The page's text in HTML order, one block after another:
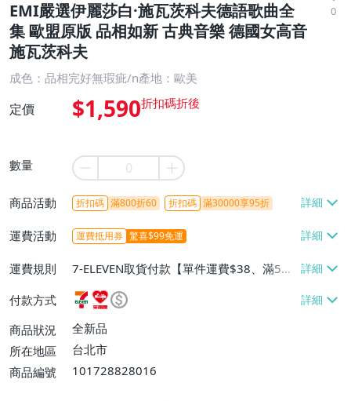
EMI嚴選伊麗莎白·施瓦茨科夫德語歌曲全
集 歐盟原版 品相如新 古典音樂 德國女高音
施瓦茨科夫
0
成色：品相完好無瑕疵/n產地：歐美
定價 $1,590
數量
商品活動 折扣碼 滿800折60 折扣碼 滿30000享95折
運費活動 運費抵用券 驚喜$99免運
運費規則
7-ELEVEN取貨付款【單件運費$38、滿5件
或消費滿$1298免運費】、7-ELEVEN取貨
不付款【免運費】、萊爾富取貨付款【單件
運費$60、滿5件或消費滿$1298免運
費】、宅配/貨運【單件運費$120、滿5件
付款方式
商品狀況
全新品
所在地區
台北市
商品編號
101728828016